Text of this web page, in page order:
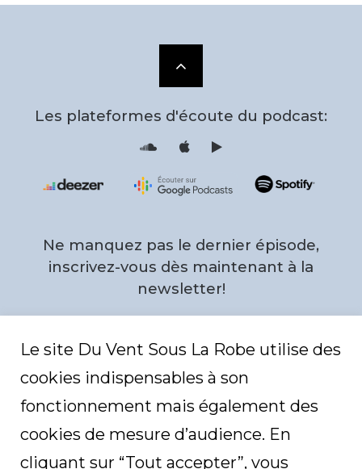
Scroll
to
the
top
Les plateformes d'écoute du podcast:
S
n
d
c
P
r
o
l
i
T
n
e
s
Ne manquez pas le dernier épisode,
inscrivez-vous dès maintenant à la
newsletter!
A
T
C
A
Le site Du Vent Sous La Robe utilise des
cookies indispensables à son
fonctionnement mais également des
cookies de mesure d’audience. En
cliquant sur “Tout accepter”, vous